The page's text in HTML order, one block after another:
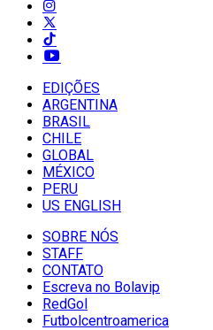
EDIÇÕES
ARGENTINA
BRASIL
CHILE
GLOBAL
MÉXICO
PERU
US ENGLISH
SOBRE NÓS
STAFF
CONTATO
Escreva no Bolavip
RedGol
Futbolcentroamerica